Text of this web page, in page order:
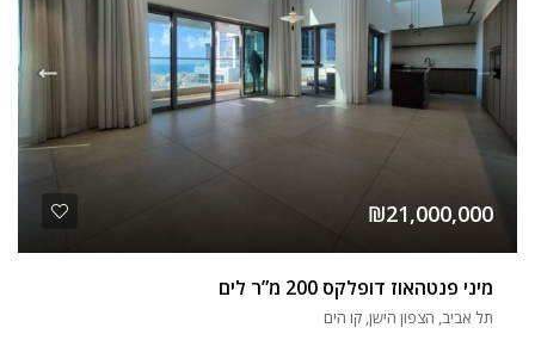
₪21,000,000
מיני פנטהאוז דופלקס 200 מ”ר לים
תל אביב, הצפון הישן, קו הים